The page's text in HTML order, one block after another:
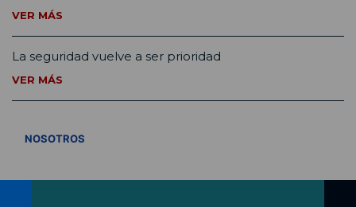
VER MÁS
La seguridad vuelve a ser prioridad
VER MÁS
NOSOTROS